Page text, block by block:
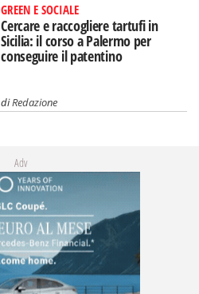
GREEN E SOCIALE
Cercare e raccogliere tartufi in
Sicilia: il corso a Palermo per
conseguire il patentino
diRedazione
Adv